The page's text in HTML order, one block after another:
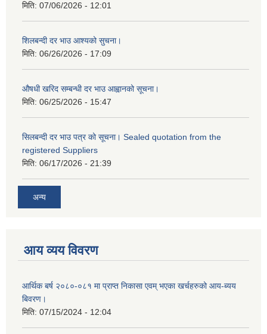
मिति: 07/06/2026 - 12:01
शिलबन्दी दर भाउ आश्यको सुचना।
मिति: 06/26/2026 - 17:09
औषधी खरिद सम्बन्धी दर भाउ आह्वानको सूचना।
मिति: 06/25/2026 - 15:47
सिलबन्दी दर भाउ पत्र को सूचना। Sealed quotation from the
registered Suppliers
मिति: 06/17/2026 - 21:39
अन्य
आय व्यय विवरण
आर्थिक बर्ष २०८०-०८१ मा प्राप्त निकासा एवम् भएका खर्चहरुको आय-ब्यय
बिवरण।
मिति: 07/15/2024 - 12:04